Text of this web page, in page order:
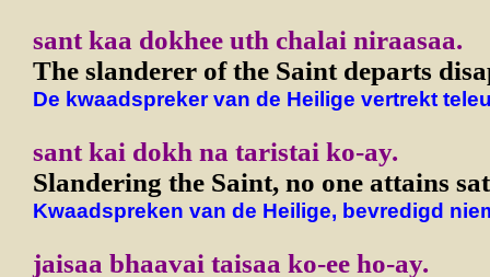
sant kaa dokhee uth chalai niraasaa.
The slanderer of the Saint departs
De kwaadspreker van de Heilige vertrekt
sant kai dokh na taristai ko-ay.
Slandering the Saint, no one attains
Kwaadspreken van de Heilige, bevredigd
jaisaa bhaavai taisaa ko-ee ho-ay.